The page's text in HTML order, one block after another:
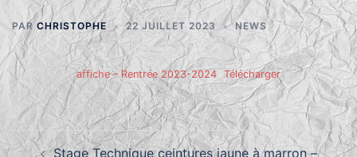
PAR CHRISTOPHE 22 JUILLET 2023 NEWS
affiche – Rentrée 2023-2024 Télécharger
Navigation
Stage Technique ceintures jaune à marron –